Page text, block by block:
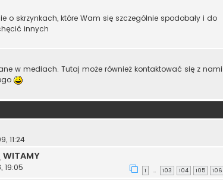
o skrzynkach, które Wam się szczególnie spodobały i do
innych
w mediach. Tutaj może również kontaktować się z nami
11:24
19:05 1 … 103 104 105 106